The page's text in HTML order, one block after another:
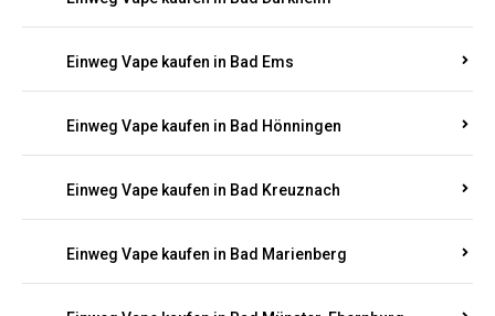
Einweg Vape kaufen in Bad Ems
Einweg Vape kaufen in Bad Hönningen
Einweg Vape kaufen in Bad Kreuznach
Einweg Vape kaufen in Bad Marienberg